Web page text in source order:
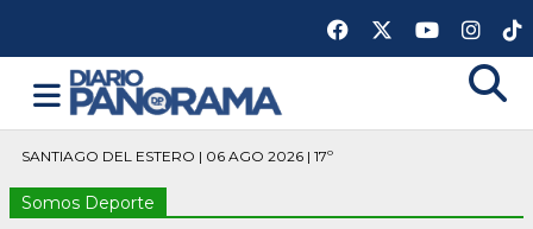
SANTIAGO DEL ESTERO | 06 AGO 2026 | 17º
Somos Deporte